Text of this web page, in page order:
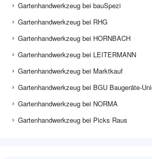
Gartenhandwerkzeug bei bauSpezi
Gartenhandwerkzeug bei RHG
Gartenhandwerkzeug bei HORNBACH
Gartenhandwerkzeug bei LEITERMANN
Gartenhandwerkzeug bei Marktkauf
Gartenhandwerkzeug bei BGU Baugeräte-
Gartenhandwerkzeug bei NORMA
Gartenhandwerkzeug bei Picks Raus